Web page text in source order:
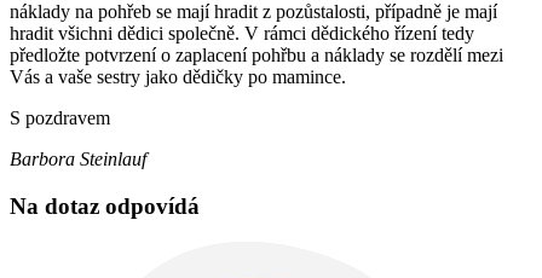
náklady na pohřeb se mají hradit z pozůstalosti, případně je mají
hradit všichni dědici společně. V rámci dědického řízení tedy
předložte potvrzení o zaplacení pohřbu a náklady se rozdělí mezi
Vás a vaše sestry jako dědičky po mamince.
S pozdravem
Barbora Steinlauf
Na dotaz odpovídá